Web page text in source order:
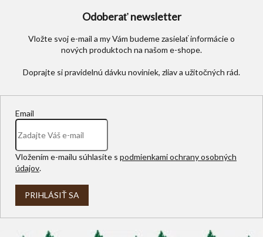
Odoberať newsletter
Vložte svoj e-mail a my Vám budeme zasielať informácie o
nových produktoch na našom e-shope.
Email
Vložením e-mailu súhlasíte s podmienkami ochrany osobných
údajov.
PRIHLÁSIŤ SA